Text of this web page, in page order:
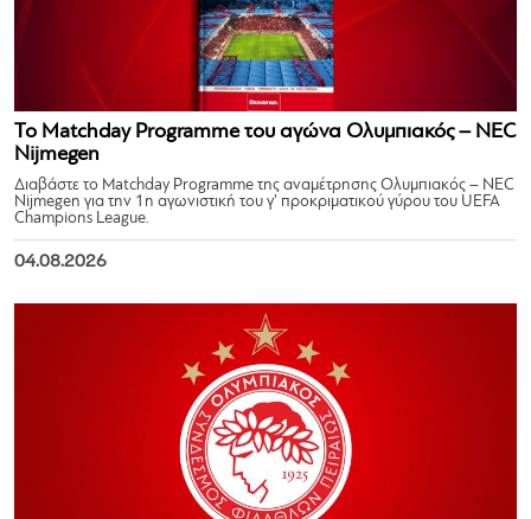
Το Matchday Programme του αγώνα Ολυμπιακός – NEC
Nijmegen
Διαβάστε το Matchday Programme της αναμέτρησης Ολυμπιακός – NEC
Nijmegen για την 1η αγωνιστική του γ’ προκριματικού γύρου του UEFA
Champions League.
04.08.2026